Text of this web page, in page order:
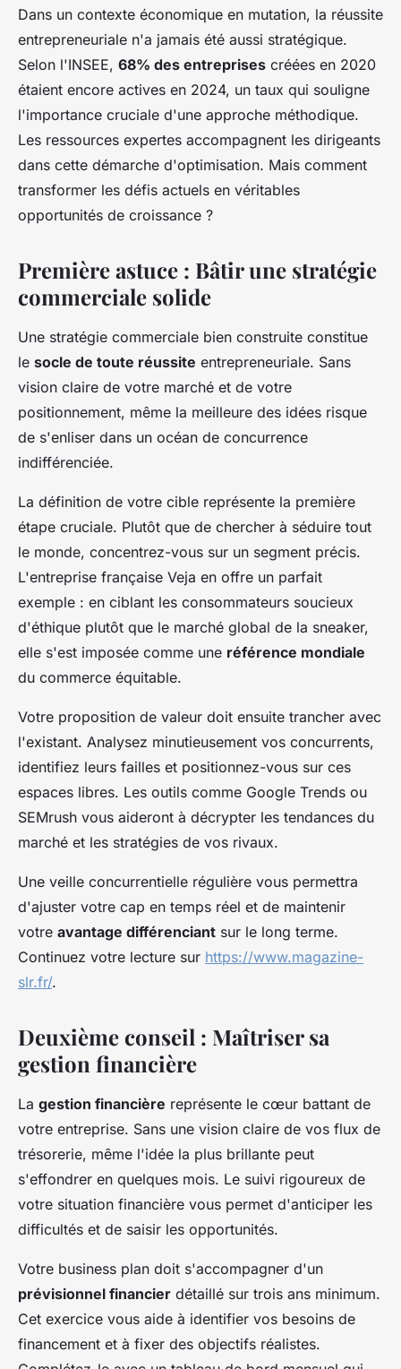
Conseils business : 5 astuces
pour réussir votre entreprise
Lola•19 janvier 2026•7 min de lecture
Dans un contexte économique en mutation, la réussite
entrepreneuriale n'a jamais été aussi stratégique.
Selon l'INSEE, 68% des entreprises créées en 2020
étaient encore actives en 2024, un taux qui souligne
l'importance cruciale d'une approche méthodique.
Les ressources expertes accompagnent les dirigeants
dans cette démarche d'optimisation. Mais comment
transformer les défis actuels en véritables
opportunités de croissance ?
Première astuce : Bâtir une stratégie
commerciale solide
Une stratégie commerciale bien construite constitue
le socle de toute réussite entrepreneuriale. Sans
vision claire de votre marché et de votre
positionnement, même la meilleure des idées risque
de s'enliser dans un océan de concurrence
indifférenciée.
La définition de votre cible représente la première
étape cruciale. Plutôt que de chercher à séduire tout
le monde, concentrez-vous sur un segment précis.
L'entreprise française Veja en offre un parfait
exemple : en ciblant les consommateurs soucieux
d'éthique plutôt que le marché global de la sneaker,
elle s'est imposée comme une référence mondiale
du commerce équitable.
Votre proposition de valeur doit ensuite trancher avec
l'existant. Analysez minutieusement vos concurrents,
identifiez leurs failles et positionnez-vous sur ces
espaces libres. Les outils comme Google Trends ou
SEMrush vous aideront à décrypter les tendances du
marché et les stratégies de vos rivaux.
Une veille concurrentielle régulière vous permettra
d'ajuster votre cap en temps réel et de maintenir
votre avantage différenciant sur le long terme.
Continuez votre lecture sur https://www.magazine-
slr.fr/.
Deuxième conseil : Maîtriser sa
gestion financière
La gestion financière représente le cœur battant de
votre entreprise. Sans une vision claire de vos flux de
trésorerie, même l'idée la plus brillante peut
s'effondrer en quelques mois. Le suivi rigoureux de
votre situation financière vous permet d'anticiper les
difficultés et de saisir les opportunités.
Votre business plan doit s'accompagner d'un
prévisionnel financier détaillé sur trois ans minimum.
Cet exercice vous aide à identifier vos besoins de
financement et à fixer des objectifs réalistes.